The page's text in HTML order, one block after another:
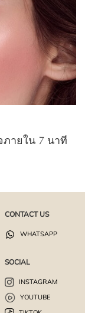
ภายใน 7 นาที
CONTACT US
WHATSAPP
SOCIAL
INSTAGRAM
YOUTUBE